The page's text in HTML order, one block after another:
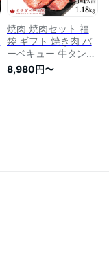
ト お祝い お取り寄
せ おうち焼き肉 ハ
ロウィン 七五三
焼肉 焼肉セット 福
袋 ギフト 焼き肉 バ
ーベキュー 牛タン
ハラミ カルビ 牛は
らみ バーベキューセ
8,980円〜